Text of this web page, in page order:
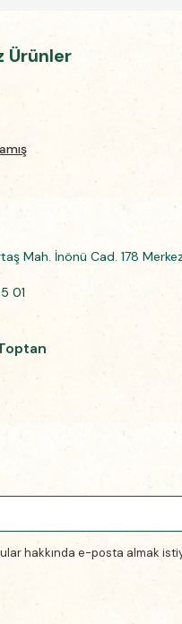
Ürünler
Mah. İnönü Cad. 178
01
hakkında e-posta almak